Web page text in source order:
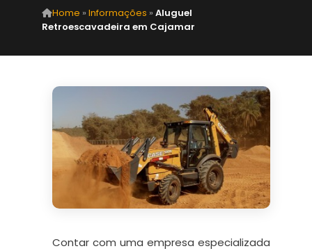
Home » Informações » Aluguel
Retroescavadeira em Cajamar
Contar com uma empresa especializada